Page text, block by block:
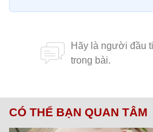
CÓ THỂ BẠN QUAN TÂM